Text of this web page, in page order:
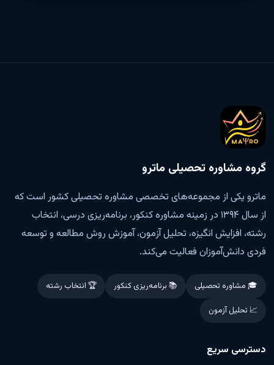
گروه مشاوره تحصیلی ماترو
ماترو یکی از مجموعه‌های تخصصی مشاوره تحصیلی کشور است که
از سال ۱۳۹۴ در زمینه مشاوره کنکور، برنامه‌ریزی درسی، انتخاب
رشته، افزایش انگیزه، تحلیل آزمون، آموزش روش مطالعه و توسعه
فردی دانش‌آموزان فعالیت می‌کند.
🎓 مشاوره تحصیلی 📚 برنامه‌ریزی کنکور
🏆 انتخاب رشته
📈 تحلیل آزمون
دسترسی سریع